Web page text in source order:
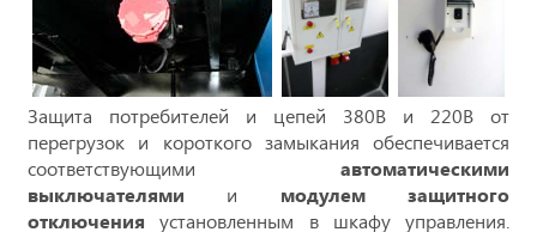
Защита потребителей и цепей 380В и 220В от
перегрузок и короткого замыкания обеспечивается
соответствующими автоматическими
выключателями и модулем защитного
отключения установленным в шкафу управления.